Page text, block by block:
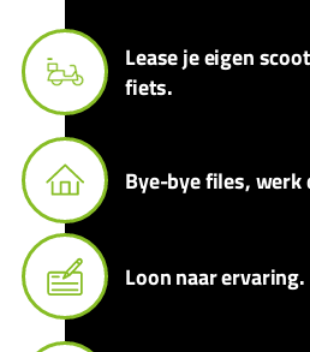
Lease je eigen
fiets.
Bye-bye files,
Loon naar ervaring.